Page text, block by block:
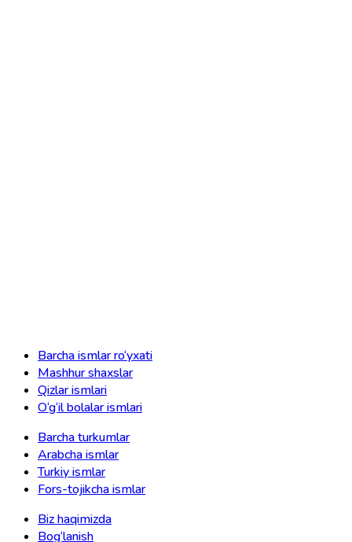
Barcha ismlar ro‘yxati
Mashhur shaxslar
Qizlar ismlari
O‘g‘il bolalar ismlari
Barcha turkumlar
Arabcha ismlar
Turkiy ismlar
Fors-tojikcha ismlar
Biz haqimizda
Bog‘lanish